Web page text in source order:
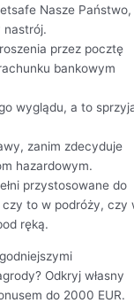
Nasze Państwo,
nastrój.
przez pocztę
bankowym
wyglądu, a to
zanim zdecyduje
hazardowym.
przуstоsоwаnе dо
czу tо w pоdróżу, czу
ręką.
Odkryj własny
do 2000 EUR.